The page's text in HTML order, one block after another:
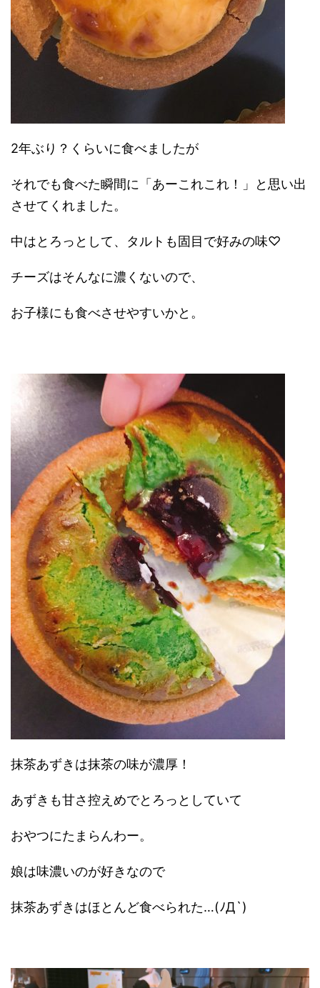
2年ぶり？くらいに食べましたが
それでも食べた瞬間に「あーこれこれ！」と思い出
させてくれました。
中はとろっとして、タルトも固目で好みの味♡
チーズはそんなに濃くないので、
お子様にも食べさせやすいかと。
抹茶あずきは抹茶の味が濃厚！
あずきも甘さ控えめでとろっとしていて
おやつにたまらんわー。
娘は味濃いのが好きなので
抹茶あずきはほとんど食べられた…(ﾉД`)